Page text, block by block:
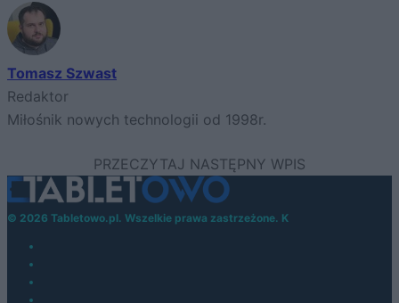
Tomasz Szwast
Redaktor
Miłośnik nowych technologii od 1998r.
© 2026 Tabletowo.pl. Wszelkie prawa zastrzeżone. K